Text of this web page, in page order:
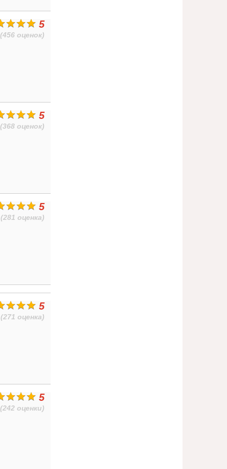
5
(456 оценок)
5
(368 оценок)
5
(281 оценка)
5
(271 оценка)
5
(242 оценки)